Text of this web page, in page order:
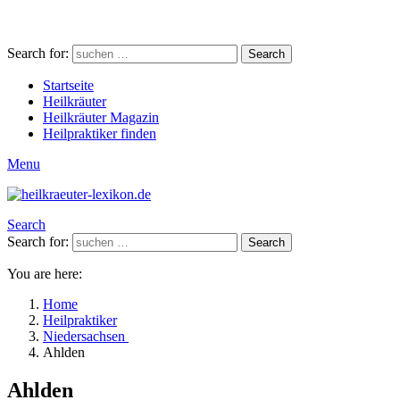
Search for: Search
Startseite
Heilkräuter
Heilkräuter Magazin
Heilpraktiker finden
Menu
Search
Search for:
Search
You are here:
Home
Heilpraktiker
Niedersachsen
Ahlden
Ahlden